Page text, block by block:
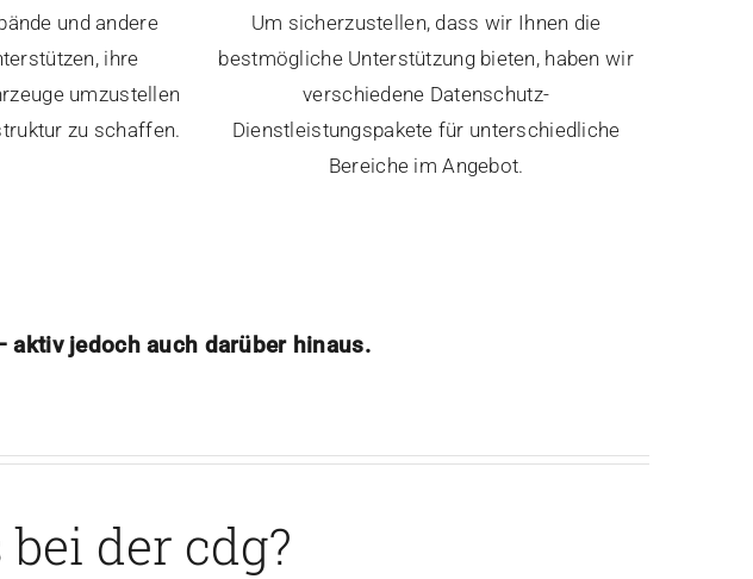
und andere
ihre
umzustellen
zu schaffen.
Um sicherzustellen, dass wir Ihnen die
bestmögliche Unterstützung bieten, haben wir
verschiedene Datenschutz-
Dienstleistungspakete für unterschiedliche
Bereiche im Angebot.
jedoch auch darüber hinaus.
bei der cdg?